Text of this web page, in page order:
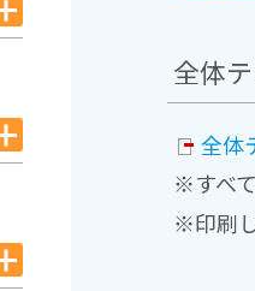
全体
全体
※すべ
※印刷